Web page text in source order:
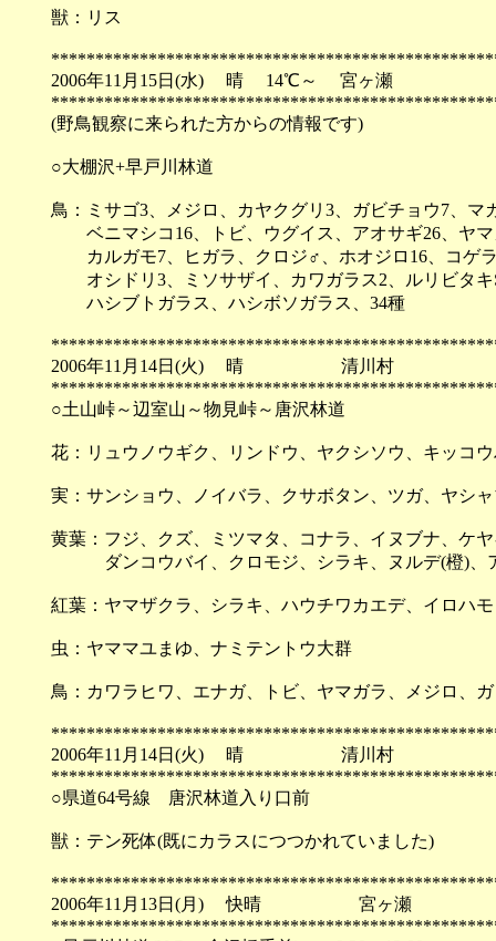
獣：リス
2006年11月15日(水) 晴 14℃～ 宮ヶ瀬
(野鳥観察に来られた方からの情報です)
○大棚沢+早戸川林道
鳥：ミサゴ3、メジロ、カヤクグリ3、ガビチョウ7、
ベニマシコ16、トビ、ウグイス、アオサギ26、ヤマ
カルガモ7、ヒガラ、クロジ♂、ホオジロ16、コゲ
オシドリ3、ミソサザイ、カワガラス2、ルリビタ
ハシブトガラス、ハシボソガラス、34種
2006年11月14日(火) 晴 清川村
○土山峠～辺室山～物見峠～唐沢林道
花：リュウノウギク、リンドウ、ヤクシソウ、キッコ
実：サンショウ、ノイバラ、クサボタン、ツガ、ヤシ
黄葉：フジ、クズ、ミツマタ、コナラ、イヌブナ、ケ
ダンコウバイ、クロモジ、シラキ、ヌルデ(橙)、
紅葉：ヤマザクラ、シラキ、ハウチワカエデ、イロハ
虫：ヤママユまゆ、ナミテントウ大群
鳥：カワラヒワ、エナガ、トビ、ヤマガラ、メジロ、
2006年11月14日(火) 晴 清川村
○県道64号線 唐沢林道入り口前
獣：テン死体(既にカラスにつつかれていました)
2006年11月13日(月) 快晴 宮ヶ瀬